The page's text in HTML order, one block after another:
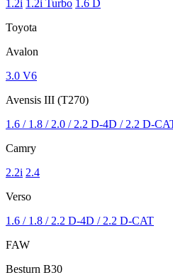
1.2i 1.2i Turbo 1.6 D
Toyota
Avalon
3.0 V6
Avensis III (T270)
1.6 / 1.8 / 2.0 / 2.2 D-4D / 2.2 D-
Camry
2.2i 2.4
Verso
1.6 / 1.8 / 2.2 D-4D / 2.2 D-CAT
FAW
Besturn B30